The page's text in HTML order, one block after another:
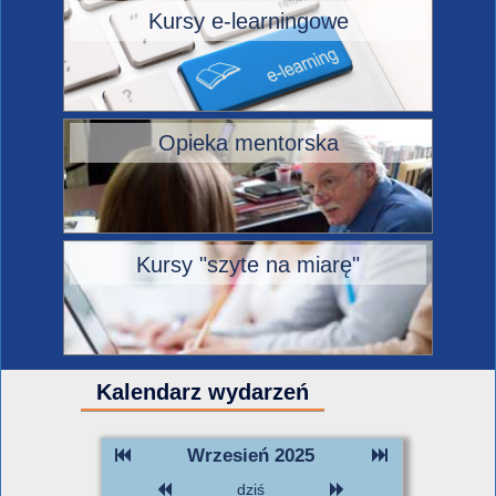
Kursy e-learningowe
Opieka mentorska
Kursy "szyte na miarę"
Kalendarz wydarzeń
Wrzesień 2025
dziś